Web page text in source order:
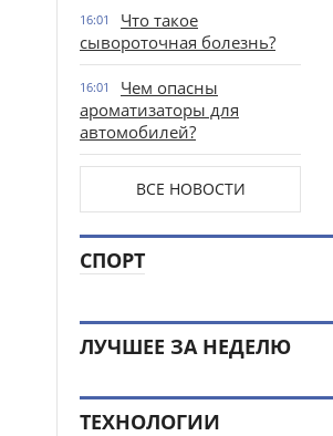
16:01
Что такое
сывороточная болезнь?
16:01
Чем опасны
ароматизаторы для
автомобилей?
ВСЕ НОВОСТИ
СПОРТ
ЛУЧШЕЕ ЗА НЕДЕЛЮ
ТЕХНОЛОГИИ